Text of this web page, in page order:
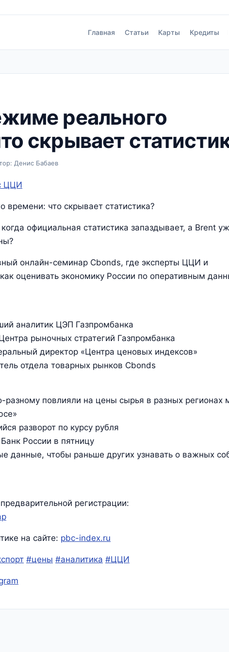
Главная Статьи Карты Кредиты
реального
скрывает
Денис Бабаев
ЦЦИ
времени: что скрывает статистика?
официальная статистика запаздывает, а Brent
онлайн-семинар Cbonds, где эксперты ЦЦИ и
оценивать экономику России по оперативным
аналитик ЦЭП Газпромбанка
рыночных стратегий Газпромбанка
директор «Центра ценовых индексов»
отдела товарных рынков Cbonds
повлияли на цены сырья в разных регионах
разворот по курсу рубля
России в пятницу
данные, чтобы раньше других узнавать о важных
регистрации:
на сайте: pbc-index.ru
#цены #аналитика #ЦЦИ